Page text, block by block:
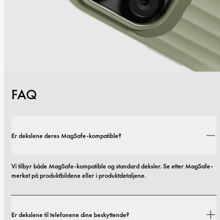
FAQ
Er dekslene deres MagSafe-kompatible?
Vi tilbyr både MagSafe-kompatible og standard deksler. Se etter MagSafe-
merket på produktbildene eller i produktdetaljene.
Er dekslene til telefonene dine beskyttende?